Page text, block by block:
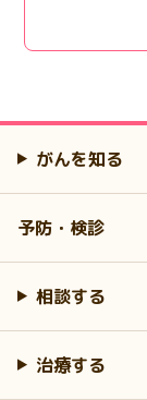
がんを知る
予防・検診
相談する
治療する